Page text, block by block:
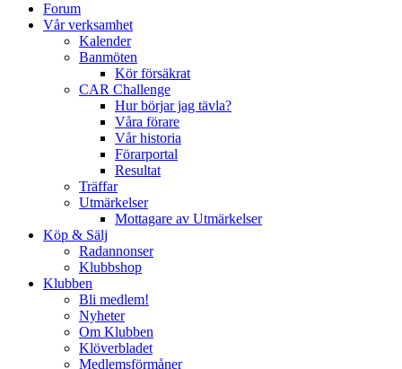
Forum
Vår verksamhet
Kalender
Banmöten
Kör försäkrat
CAR Challenge
Hur börjar jag tävla?
Våra förare
Vår historia
Förarportal
Resultat
Träffar
Utmärkelser
Mottagare av Utmärkelser
Köp & Sälj
Radannonser
Klubbshop
Klubben
Bli medlem!
Nyheter
Om Klubben
Klöverbladet
Medlemsförmåner